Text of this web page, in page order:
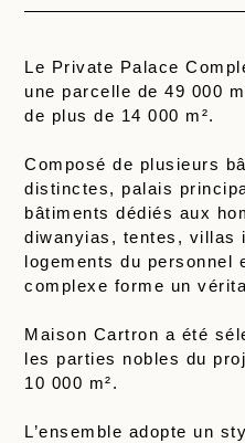
Le Private Palace
une parcelle de 49 000
de plus de 14 000 m².
Composé de plusieurs
distinctes, palais
bâtiments dédiés aux
diwanyias, tentes, villas
logements du personnel
complexe forme un
Maison Cartron a été
les parties nobles du
10 000 m².
L’ensemble adopte un